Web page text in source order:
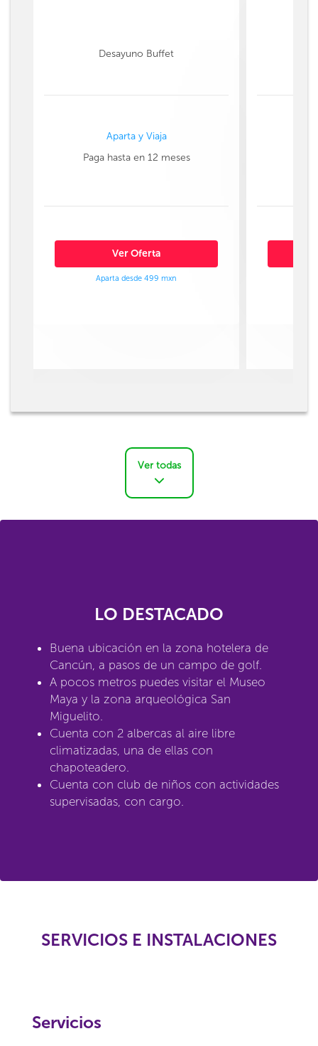
Desayuno Buffet
Aparta y Viaja
Paga hasta en 12 meses
Ver Oferta
Aparta desde 499 mxn
Ver todas
LO DESTACADO
Buena ubicación en la zona hotelera de
Cancún, a pasos de un campo de golf.
A pocos metros puedes visitar el Museo
Maya y la zona arqueológica San
Miguelito.
Cuenta con 2 albercas al aire libre
climatizadas, una de ellas con
chapoteadero.
Cuenta con club de niños con actividades
supervisadas, con cargo.
SERVICIOS E INSTALACIONES
Servicios